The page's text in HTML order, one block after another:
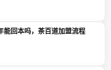
能回本吗，茶百道加盟流程